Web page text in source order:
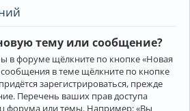
тему или сообщение?
в форуме щёлкните по кнопке «Новая
в теме щёлкните по кнопке
зарегистрироваться, прежде
Перечень ваших прав доступа
форума или темы. Например: «Вы